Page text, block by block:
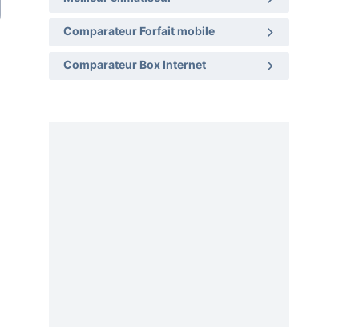
Comparateur Forfait mobile
Comparateur Box Internet